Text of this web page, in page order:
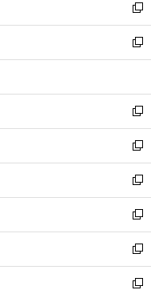
く
で
開
く
ド
ウ
で
開
ィ
ン
ド
ウ
開
く
い
ウ
ィ
ン
ウ
で
開
く
新
し
い
ウ
ン
ド
ウ
で
開
く
新
し
ウ
ィ
ン
ド
ウ
で
開
く
新
し
い
ウ
ィ
ン
ド
ウ
で
開
く
新
し
い
ウ
ィ
ン
ド
ウ
で
新
し
い
ウ
ィ
ン
ド
新
し
い
ウ
ィ
新
し
い
新